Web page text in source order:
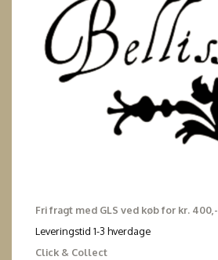
Fri fragt med GLS ved køb for kr. 400,-
Leveringstid 1-3 hverdage
Click & Collect